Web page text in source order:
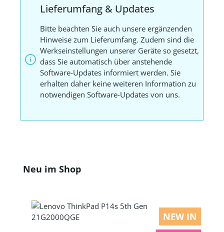
Lieferumfang & Updates
Bitte beachten Sie auch unsere ergänzenden
Hinweise zum Lieferumfang. Zudem sind die
Werkseinstellungen unserer Geräte so gesetzt,
dass Sie automatisch über anstehende
Software-Updates informiert werden. Sie
erhalten daher keine weiteren Information zu
notwendigen Software-Updates von uns.
Produktgalerie überspringen
Neu im Shop
NEW IN